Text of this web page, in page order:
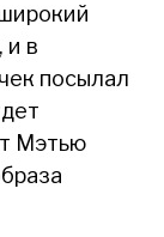
и в
посылал
Мэтью